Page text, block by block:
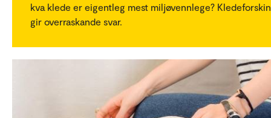
kva klede er eigentleg mest miljøvennlege?
gir overraskande svar.